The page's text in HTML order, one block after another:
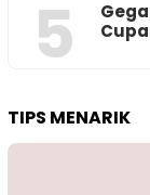
5
TIPS MENARIK